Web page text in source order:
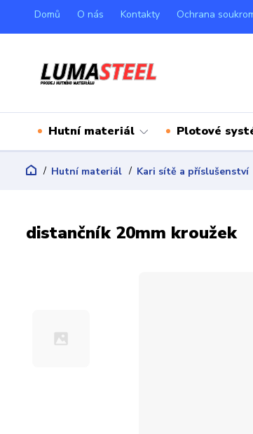
Domů O nás Kontakty Ochrana
Hutní materiál Plotové
Hutní materiál Kari sítě a příslušenství
distančník 20mm kroužek